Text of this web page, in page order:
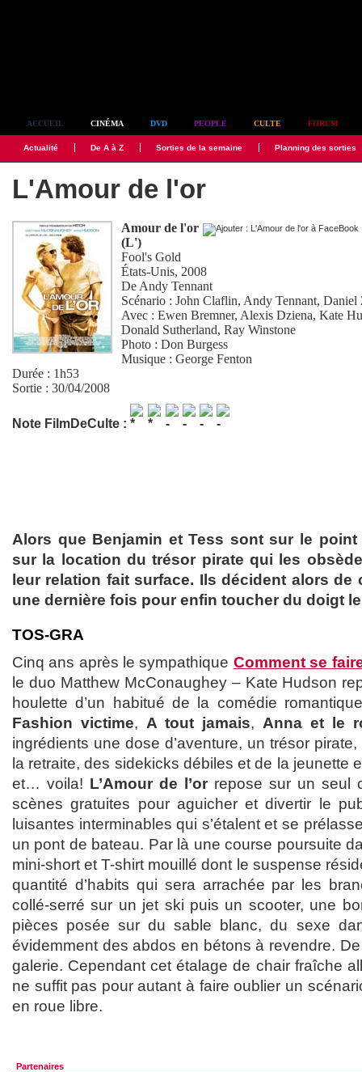
ACCUEIL CINÉMA DVD PEOPLE CULTE FORUM
Actualité De A à Z Sorties de la semaine Planning des sorties
L'Amour de l'or
Amour de l'or
(L')
Fool's Gold
États-Unis, 2008
De Andy Tennant
Scénario :John Claflin, Andy Tennant,Daniel
Avec :Ewen Bremner, Alexis Dziena,Kate
Donald Sutherland,Ray Winstone
Photo :Don Burgess
Musique :George Fenton
Durée : 1h53
Sortie : 30/04/2008
Note FilmDeCulte :
Alors que Benjamin et Tess sont sur le
sur la location du trésor pirate qui les
leur relation fait surface. Ils décident alors
une dernière fois pour enfin toucher du doigt
TOS-GRA
Cinq ans après le sympathique Comment se
le duo Matthew McConaughey – Kate Hudson
houlette d’un habitué de la comédie
Fashion victime, A tout jamais, Anna et le
ingrédients une dose d’aventure, un trésor
la retraite, des sidekicks débiles et de la jeunette
et… voila! L’Amour de l’or repose sur un seul
scènes gratuites pour aguicher et divertir le
luisantes interminables qui s’étalent et se
un pont de bateau. Par là une course poursuite
mini-short et T-shirt mouillé dont le suspense
quantité d’habits qui sera arrachée par les
collé-serré sur un jet ski puis un scooter, une
pièces posée sur du sable blanc, du sexe
évidemment des abdos en bétons à revendre.
galerie. Cependant cet étalage de chair fraîche
ne suffit pas pour autant à faire oublier un
en roue libre.
Partenaires